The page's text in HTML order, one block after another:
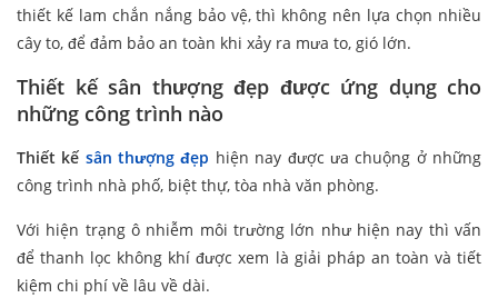
thiết kế lam chắn nắng bảo vệ, thì không nên lựa chọn nhiều
cây to, để đảm bảo an toàn khi xảy ra mưa to, gió lớn.
Thiết kế sân thượng đẹp được ứng dụng cho
những công trình nào
Thiết kế sân thượng đẹp hiện nay được ưa chuộng ở những
công trình nhà phố, biệt thự, tòa nhà văn phòng.
Với hiện trạng ô nhiễm môi trường lớn như hiện nay thì vấn
để thanh lọc không khí được xem là giải pháp an toàn và tiết
kiệm chi phí về lâu về dài.